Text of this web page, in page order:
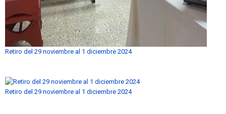
Retiro del 29 noviembre al 1 diciembre 2024
Retiro del 29 noviembre al 1 diciembre 2024